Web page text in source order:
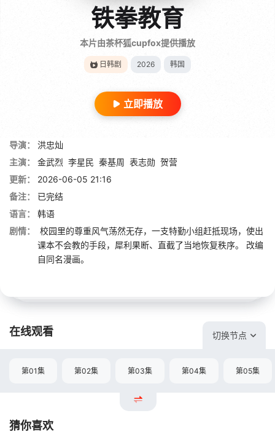
铁拳教育
本片由茶杯狐cupfox提供播放
日韩剧 2026 韩国
立即播放
导演：
洪忠灿
主演：
金武烈 李星民 秦基周 表志勋 贺营
更新：
2026-06-05 21:16
备注：
已完结
语言：
韩语
剧情：
校园里的尊重风气荡然无存，一支特勤小组赶抵现场，使出
课本不会教的手段，犀利果断、直截了当地恢复秩序。 改编
自同名漫画。
在线观看 切换节点
第01集 第02集 第03集 第04集 第05集
猜你喜欢